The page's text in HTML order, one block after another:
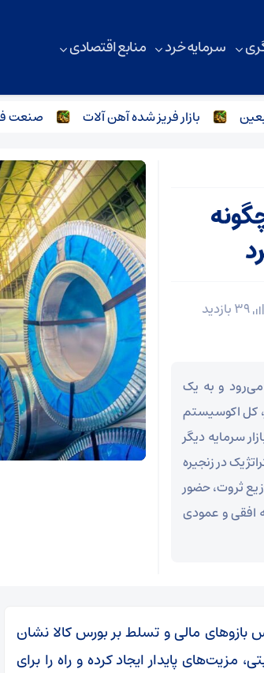
سرمایه خرد منابع اقتصادی
بازار فریز شده آهن آلات صنعت فولاد
و به یک
کل اکوسیستم
سرمایه دیگر
در زنجیره
ثروت، حضور
افقی و عمودی
بازوهای مالی و تسلط بر بورس کالا نشان
مزیت‌های پایدار ایجاد کرده و راه را برای